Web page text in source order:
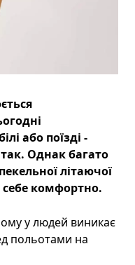
або поїзді -
Однак багато
літаючої
комфортно.
у людей виникає
польотами на